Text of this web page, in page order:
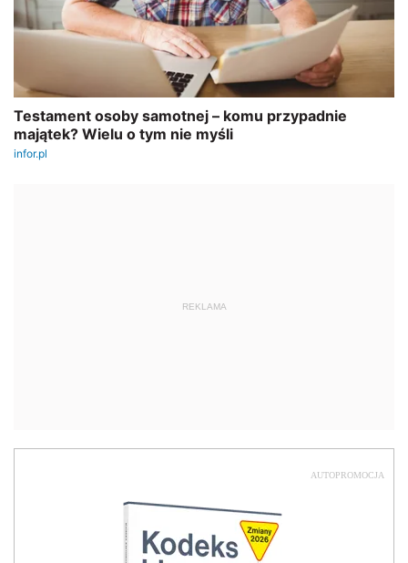
REKLAMA
AUTOPROMOCJA